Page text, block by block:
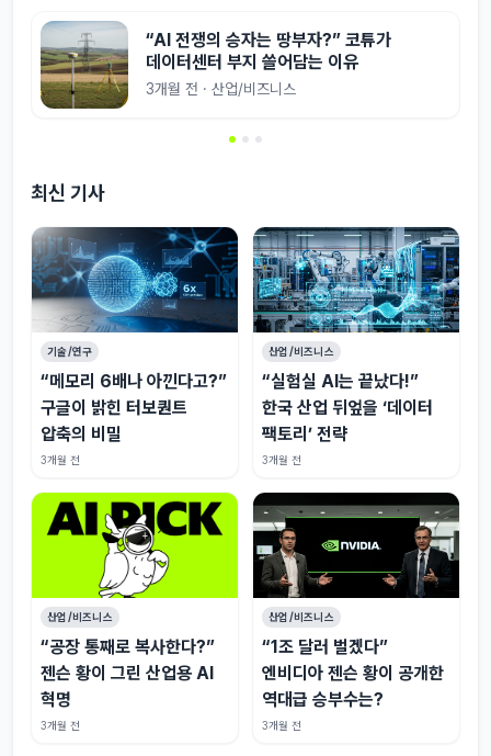
“AI 전쟁의 승자는 땅부자?” 코튜가
데이터센터 부지 쓸어담는 이유
3개월 전 · 산업/비즈니스
최신 기사
기술/연구
“메모리 6배나 아낀다고?”
구글이 밝힌 터보퀀트
압축의 비밀
3개월 전
산업/비즈니스
“실험실 AI는 끝났다!”
한국 산업 뒤엎을 ‘데이터
팩토리’ 전략
3개월 전
산업/비즈니스
“공장 통째로 복사한다?”
젠슨 황이 그린 산업용 AI
혁명
3개월 전
산업/비즈니스
“1조 달러 벌겠다”
엔비디아 젠슨 황이 공개한
역대급 승부수는?
3개월 전